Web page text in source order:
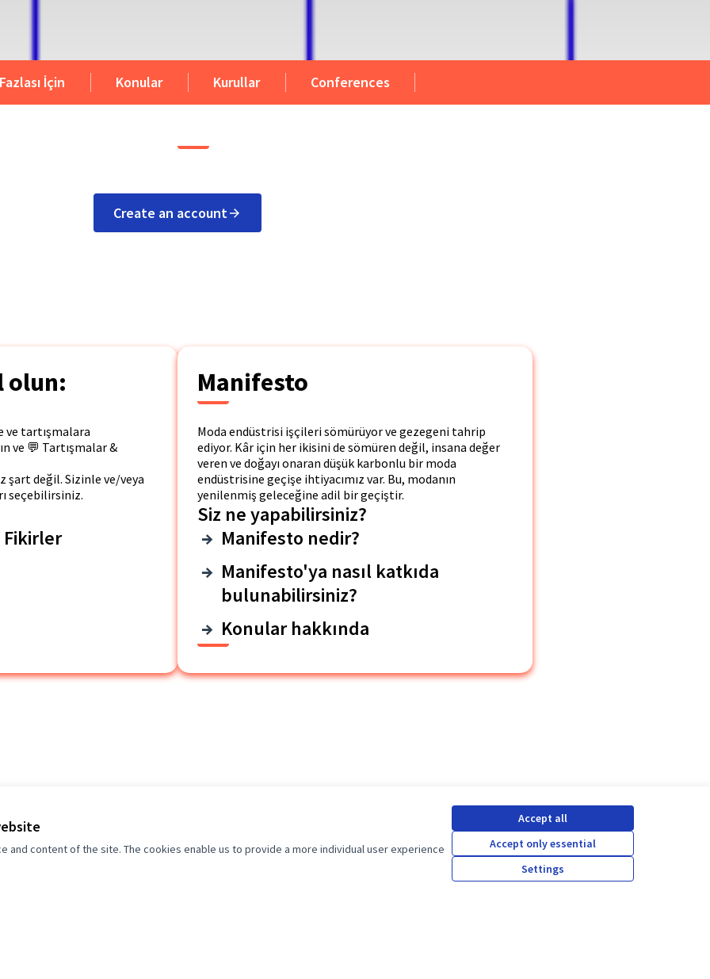
content of the site. The cookies enable us to provide a more individual user experience
Accept all
Accept only essential
Settings
İçin Konular Kurullar Conferences
Create an account
olun:
ve tartışmalara
ve 💬 Tartışmalar &
şart değil. Sizinle ve/veya
seçebilirsiniz.
Fikirler
Manifesto
Moda endüstrisi işçileri sömürüyor ve gezegeni tahrip
ediyor. Kâr için her ikisini de sömüren değil, insana değer
veren ve doğayı onaran düşük karbonlu bir moda
endüstrisine geçişe ihtiyacımız var. Bu, modanın
yenilenmiş geleceğine adil bir geçiştir.
Siz ne yapabilirsiniz?
Manifesto nedir?
Manifesto'ya nasıl katkıda
bulunabilirsiniz?
Konular hakkında
Survey